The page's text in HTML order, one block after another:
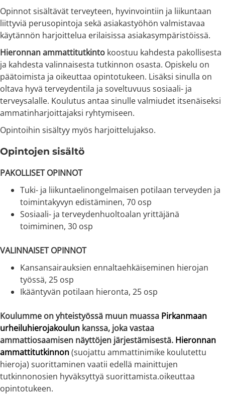
Opinnot sisältävät terveyteen, hyvinvointiin ja liikuntaan
liittyviä perusopintoja sekä asiakastyöhön valmistavaa
käytännön harjoittelua erilaisissa asiakasympäristöissä.
Hieronnan ammattitutkinto koostuu kahdesta pakollisesta
ja kahdesta valinnaisesta tutkinnon osasta. Opiskelu on
päätoimista ja oikeuttaa opintotukeen. Lisäksi sinulla on
oltava hyvä terveydentila ja soveltuvuus sosiaali- ja
terveysalalle. Koulutus antaa sinulle valmiudet itsenäiseksi
ammatinharjoittajaksi ryhtymiseen.
Opintoihin sisältyy myös harjoittelujakso.
Opintojen sisältö
PAKOLLISET OPINNOT
Tuki- ja liikuntaelinongelmaisen potilaan terveyden ja
toimintakyvyn edistäminen, 70 osp
Sosiaali- ja terveydenhuoltoalan yrittäjänä
toimiminen, 30 osp
VALINNAISET OPINNOT
Kansansairauksien ennaltaehkäiseminen hierojan
työssä, 25 osp
Ikääntyvän potilaan hieronta, 25 osp
Koulumme on yhteistyössä muun muassa Pirkanmaan
urheiluhierojakoulun kanssa, joka vastaa
ammattiosaamisen näyttöjen järjestämisestä. Hieronnan
ammattitutkinnon(suojattu ammattinimike koulutettu
hieroja) suorittaminen vaatii edellä mainittujen
tutkinnonosien hyväksyttyä suorittamista.oikeuttaa
opintotukeen.